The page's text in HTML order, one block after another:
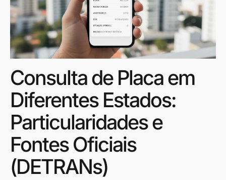
Consulta de Placa em
Diferentes Estados:
Particularidades e
Fontes Oficiais
(DETRANs)